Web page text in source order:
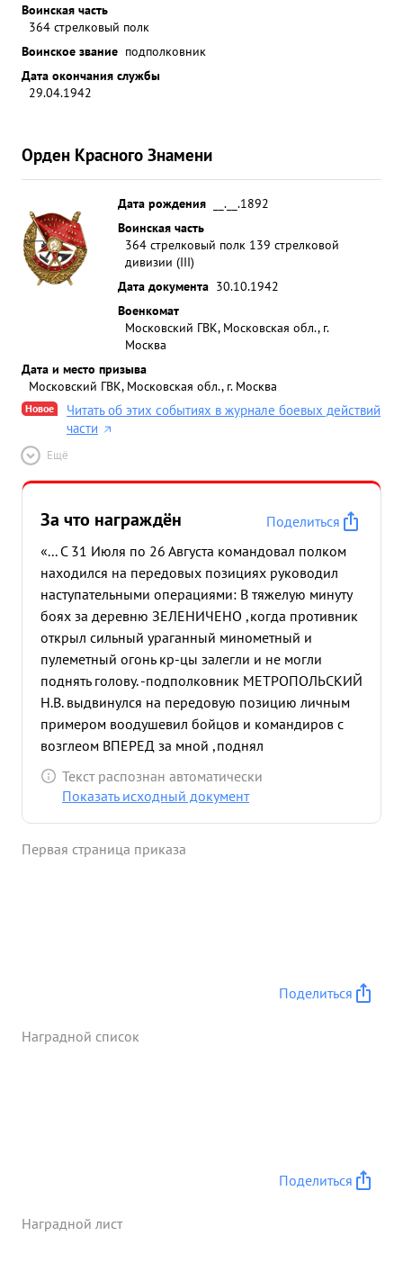
Воинская часть
364 стрелковый полк
Воинское звание подполковник
Дата окончания службы
29.04.1942
Орден Красного Знамени
Дата рождения
__.__.1892
Воинская часть
364 стрелковый полк 139 стрелковой
дивизии (III)
Дата документа 30.10.1942
Военкомат
Московский ГВК, Московская обл., г.
Москва
Дата и место призыва
Московский ГВК, Московская обл., г. Москва
Новое
Читать об этих событиях в журнале боевых действий
части
Ещё
За что награждён
Поделиться
«... С 31 Июля по 26 Августа командовал полком
находился на передовых позициях руководил
наступательными операциями: В тяжелую минуту
боях за деревню ЗЕЛЕНИЧЕНО ,когда противник
открыл сильный ураганный минометный и
пулеметный огонь кр-цы залегли и не могли
поднять голову. -подполковник МЕТРОПОЛЬСКИЙ
Н.В. выдвинулся на передовую позицию личным
примером воодушевил бойцов и командиров с
возглеом ВПЕРЕД за мной ,поднял
наступательный порыв у бойцов быстрым рывком
занял деревню Зеленичино ,Юшнево Клешнево
две противотанковых пушки продовольственный
Текст распознан автоматически
Показать исходный документ
Первая страница приказа
Поделиться
Наградной список
Поделиться
Наградной лист